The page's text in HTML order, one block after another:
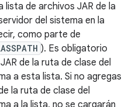
lista de archivos JAR de la
del sistema en la
como parte de
). Es obligatorio
de la ruta de clase del
a esta lista. Si no agregas
la ruta de clase del
a la lista, no se cargarán